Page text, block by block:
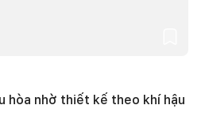
hòa nhờ thiết kế theo khí hậu